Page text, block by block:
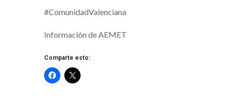
IV Open Nacional de Danza Urbana
#ComunidadValenciana
Información de AEMET
Comparte esto: